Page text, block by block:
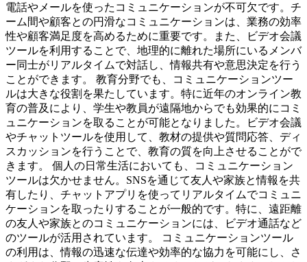
電話やメールを使ったコミュニケーションが不可欠です。チ
ーム間や顧客との円滑なコミュニケーションは、業務の効率
性や顧客満足度を高めるために重要です。また、ビデオ会議
ツールを利用することで、地理的に離れた場所にいるメンバ
ー同士がリアルタイムで対話し、情報共有や意思決定を行う
ことができます。 教育分野でも、コミュニケーションツー
ルは大きな役割を果たしています。特に近年のオンライン教
育の普及により、学生や教員が遠隔地からでも効果的にコミ
ュニケーションを取ることが可能となりました。ビデオ会議
やチャットツールを使用して、教材の提供や質問応答、ディ
スカッションを行うことで、教育の質を向上させることがで
きます。 個人の日常生活においても、コミュニケーション
ツールは欠かせません。SNSを通じて友人や家族と情報を共
有したり、チャットアプリを使ってリアルタイムでコミュニ
ケーションを取ったりすることが一般的です。特に、遠距離
の友人や家族とのコミュニケーションには、ビデオ通話など
のツールが活用されています。 コミュニケーションツール
の利用は、情報の迅速な伝達や効率的な協力を可能にし、さ